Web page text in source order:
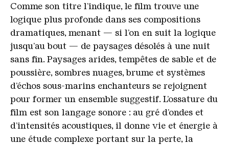
Comme son titre l’indique, le film trouve une
logique plus profonde dans ses compositions
dramatiques, menant — si l’on en suit la logique
jusqu’au bout — de paysages désolés à une nuit
sans fin. Paysages arides, tempêtes de sable et de
poussière, sombres nuages, brume et systèmes
d’échos sous-marins enchanteurs se rejoignent
pour former un ensemble suggestif. L’ossature du
film est son langage sonore : au gré d’ondes et
d’intensités acoustiques, il donne vie et énergie à
une étude complexe portant sur la perte, la